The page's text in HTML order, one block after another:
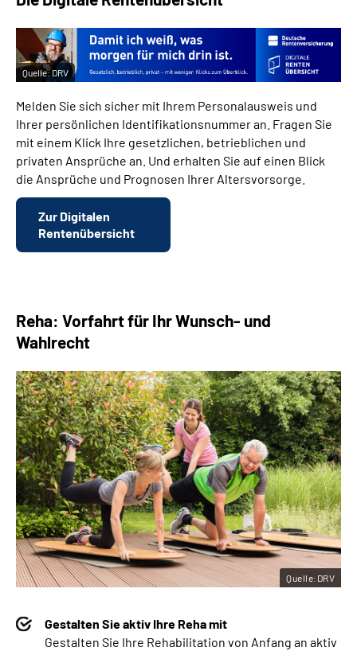
Quelle:DRV
Melden Sie sich sicher mit Ihrem Personalausweis und
Ihrer persönlichen Identifikationsnummer an. Fragen Sie
mit einem Klick Ihre gesetzlichen, betrieblichen und
privaten Ansprüche an. Und erhalten Sie auf einen Blick
die Ansprüche und Prognosen Ihrer Altersvorsorge.
Zur Digitalen
Rentenübersicht
Reha: Vorfahrt für Ihr Wunsch- und
Wahlrecht
Gestalten Sie aktiv Ihre Reha mit
Gestalten Sie Ihre Rehabilitation von Anfang an aktiv
Quelle:DRV